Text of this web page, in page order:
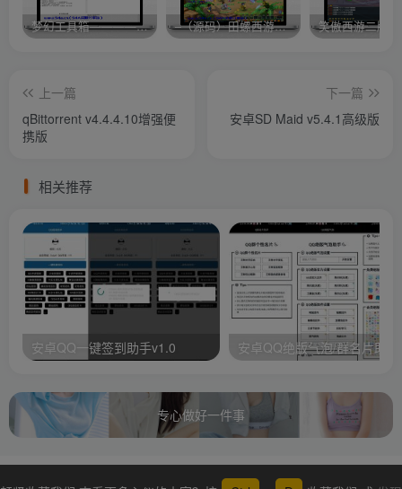
梦幻工具箱————-免费 –（源码）田螺西游9.0 假人摆摊18门派飞升渡劫化圣助战最新BB谛听…. 笑傲西游二版-
上一篇
qBittorrent v4.4.4.10增强便
携版
下一篇
安卓SD Maid v5.4.1高级版
相关推荐
安卓QQ一键签到助手v1.0 安卓QQ绝版气泡/群名片助手
专心做好一件事